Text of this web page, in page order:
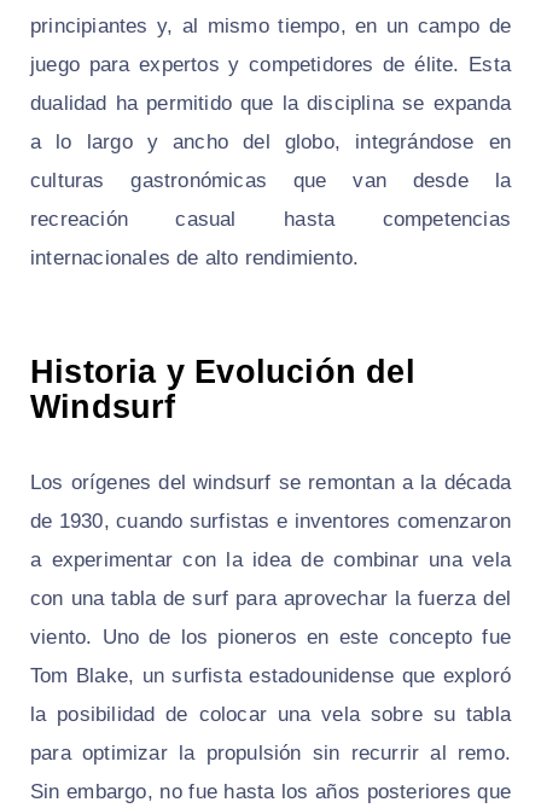
principiantes y, al mismo tiempo, en un campo de
juego para expertos y competidores de élite. Esta
dualidad ha permitido que la disciplina se expanda
a lo largo y ancho del globo, integrándose en
culturas gastronómicas que van desde la
recreación casual hasta competencias
internacionales de alto rendimiento.
Historia y Evolución del
Windsurf
Los orígenes del windsurf se remontan a la década
de 1930, cuando surfistas e inventores comenzaron
a experimentar con la idea de combinar una vela
con una tabla de surf para aprovechar la fuerza del
viento. Uno de los pioneros en este concepto fue
Tom Blake, un surfista estadounidense que exploró
la posibilidad de colocar una vela sobre su tabla
para optimizar la propulsión sin recurrir al remo.
Sin embargo, no fue hasta los años posteriores que